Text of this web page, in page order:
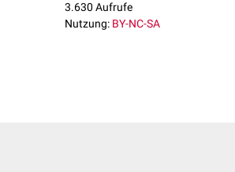
3.630 Aufrufe
Nutzung: BY-NC-SA